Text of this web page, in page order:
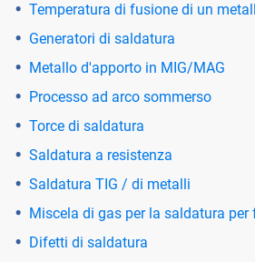
Temperatura di fusione di un
Generatori di saldatura
Metallo d'apporto in MIG/MAG
Processo ad arco sommerso
Torce di saldatura
Saldatura a resistenza
Saldatura TIG / di metalli
Miscela di gas per la saldatura per
Difetti di saldatura